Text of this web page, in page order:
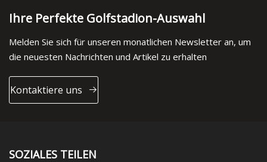
Ihre Perfekte Golfstadion-Auswahl
Melden Sie sich für unseren monatlichen Newsletter an, um
die neuesten Nachrichten und Artikel zu erhalten
Kontaktiere uns
SOZIALES TEILEN